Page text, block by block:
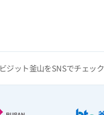
ビジット釜山をSNSでチェック